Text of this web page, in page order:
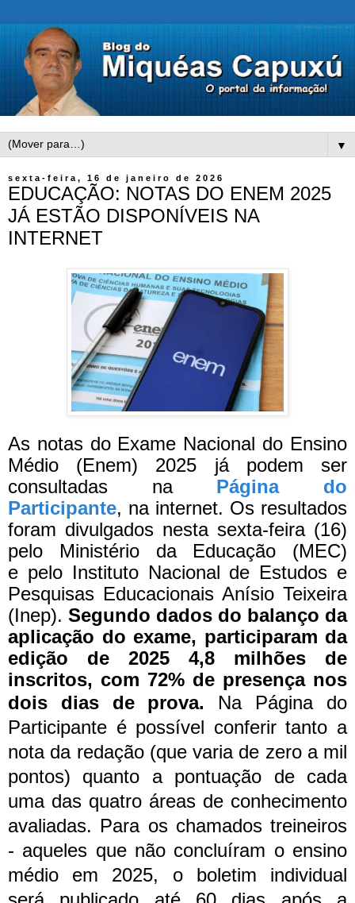
▼
sexta-feira, 16 de janeiro de 2026
EDUCAÇÃO: NOTAS DO ENEM 2025
JÁ ESTÃO DISPONÍVEIS NA
INTERNET
As notas do Exame Nacional do Ensino
Médio (Enem) 2025 já podem ser
consultadas na Página do
Participante, na internet. Os resultados
foram divulgados nesta sexta-feira (16)
pelo Ministério da Educação (MEC)
e pelo Instituto Nacional de Estudos e
Pesquisas Educacionais Anísio Teixeira
(Inep). Segundo dados do balanço da
aplicação do exame, participaram da
edição de 2025 4,8 milhões de
inscritos, com 72% de presença nos
dois dias de prova. Na Página do
Participante é possível conferir tanto a
nota da redação (que varia de zero a mil
pontos) quanto a pontuação de cada
uma das quatro áreas de conhecimento
avaliadas. Para os chamados treineiros
- aqueles que não concluíram o ensino
médio em 2025, o boletim individual